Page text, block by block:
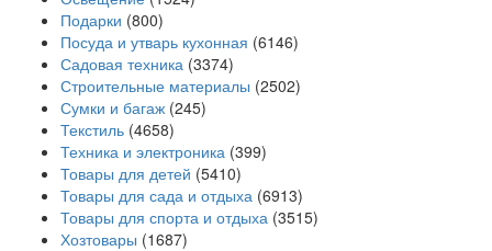
Подарки (800)
Посуда и утварь кухонная (6146)
Садовая техника (3374)
Строительные материалы (2502)
Сумки и багаж (245)
Текстиль (4658)
Техника и электроника (399)
Товары для детей (5410)
Товары для сада и отдыха (6913)
Товары для спорта и отдыха (3515)
Хозтовары (1687)